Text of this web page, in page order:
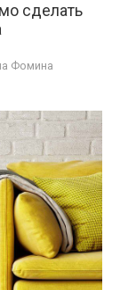
сделать
Фомина